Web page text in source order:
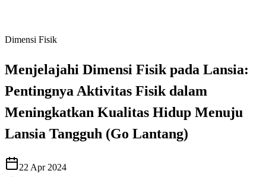
Dimensi Fisik
Menjelajahi Dimensi Fisik pada Lansia:
Pentingnya Aktivitas Fisik dalam
Meningkatkan Kualitas Hidup Menuju
Lansia Tangguh (Go Lantang)
22 Apr 2024